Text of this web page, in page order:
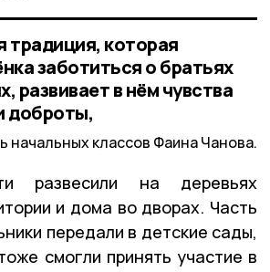
традиция, которая
заботиться о братьях
развивает в нём чувства
доброты,
начальных классов Фаина Чанова.
развесили на деревьях
и дома во дворах. Часть
передали в детские сады,
смогли принять участие в